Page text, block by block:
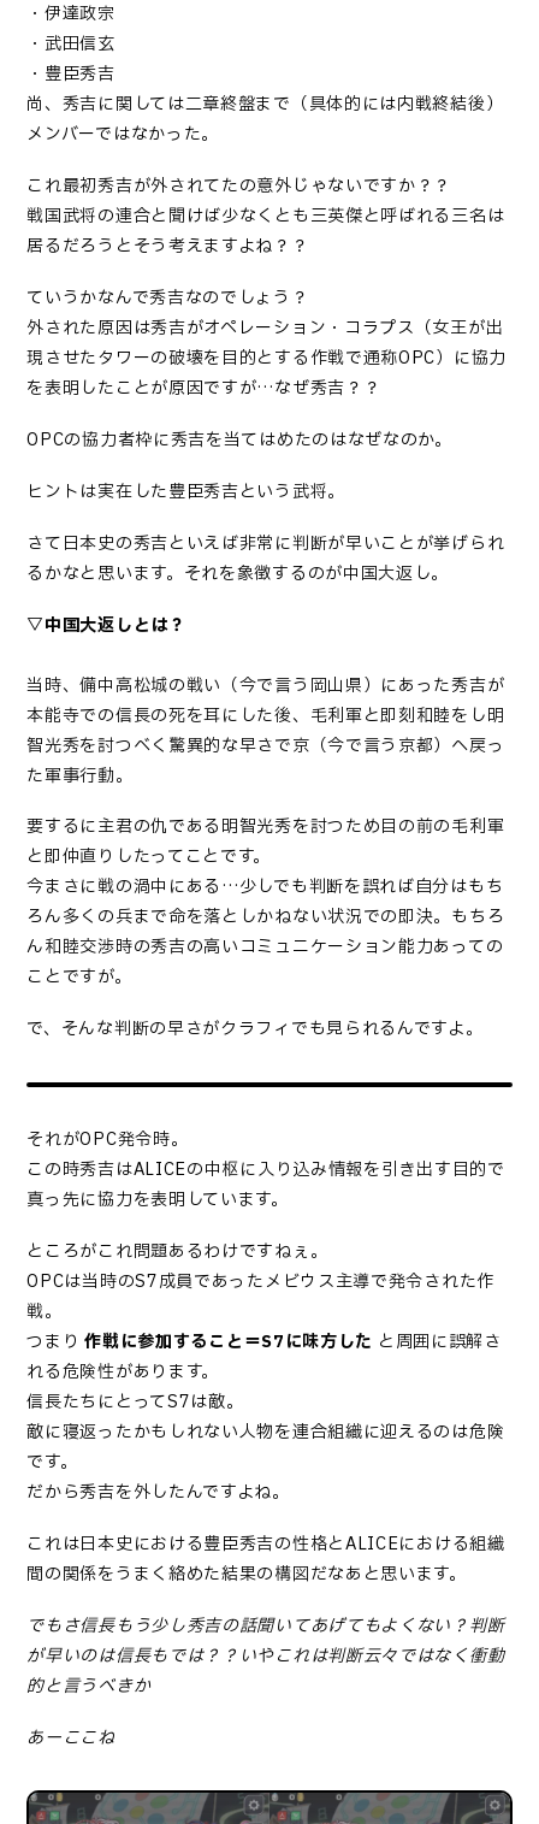
・伊達政宗
・武田信玄
・豊臣秀吉
尚、秀吉に関しては二章終盤まで（具体的には内戦終結後）
メンバーではなかった。
これ最初秀吉が外されてたの意外じゃないですか？？
戦国武将の連合と聞けば少なくとも三英傑と呼ばれる三名は
居るだろうとそう考えますよね？？
ていうかなんで秀吉なのでしょう？
外された原因は秀吉がオペレーション・コラプス（女王が出
現させたタワーの破壊を目的とする作戦で通称OPC）に協力
を表明したことが原因ですが…なぜ秀吉？？
OPCの協力者枠に秀吉を当てはめたのはなぜなのか。
ヒントは実在した豊臣秀吉という武将。
さて日本史の秀吉といえば非常に判断が早いことが挙げられ
るかなと思います。それを象徴するのが中国大返し。
▽中国大返しとは？
当時、備中高松城の戦い（今で言う岡山県）にあった秀吉が
本能寺での信長の死を耳にした後、毛利軍と即刻和睦をし明
智光秀を討つべく驚異的な早さで京（今で言う京都）へ戻っ
た軍事行動。
要するに主君の仇である明智光秀を討つため目の前の毛利軍
と即仲直りしたってことです。
今まさに戦の渦中にある…少しでも判断を誤れば自分はもち
ろん多くの兵まで命を落としかねない状況での即決。もちろ
ん和睦交渉時の秀吉の高いコミュニケーション能力あっての
ことですが。
で、そんな判断の早さがクラフィでも見られるんですよ。
それがOPC発令時。
この時秀吉はALICEの中枢に入り込み情報を引き出す目的で
真っ先に協力を表明しています。
ところがこれ問題あるわけですねぇ。
OPCは当時のS7成員であったメビウス主導で発令された作
戦。
つまり作戦に参加すること＝S7に味方した と周囲に誤解さ
れる危険性があります。
信長たちにとってS7は敵。
敵に寝返ったかもしれない人物を連合組織に迎えるのは危険
です。
だから秀吉を外したんですよね。
これは日本史における豊臣秀吉の性格とALICEにおける組織
間の関係をうまく絡めた結果の構図だなあと思います。
でもさ信長もう少し秀吉の話聞いてあげてもよくない？判断
が早いのは信長もでは？？いやこれは判断云々ではなく衝動
的と言うべきか
あーここね